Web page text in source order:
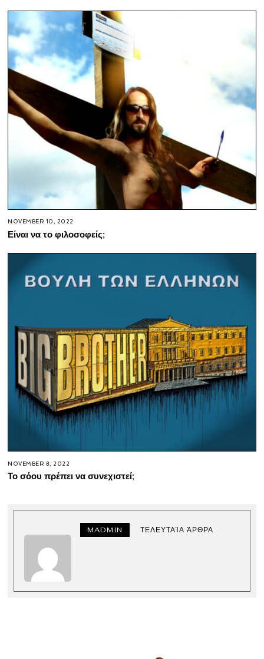
NOVEMBER 10, 2022
Είναι να το φιλοσοφείς;
NOVEMBER 8, 2022
Το σόου πρέπει να συνεχιστεί;
MADMIN ΤΕΛΕΥΤΑΊΑ ΆΡΘΡΑ